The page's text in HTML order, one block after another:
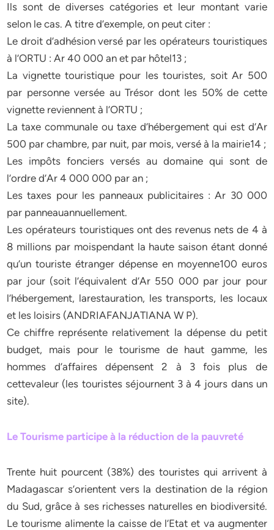
Ils sont de diverses catégories et leur montant varie
selon le cas. A titre d’exemple, on peut citer :
Le droit d’adhésion versé par les opérateurs touristiques
à l’ORTU : Ar 40 000 an et par hôtel13 ;
La vignette touristique pour les touristes, soit Ar 500
par personne versée au Trésor dont les 50% de cette
vignette reviennent à l’ORTU ;
La taxe communale ou taxe d’hébergement qui est d’Ar
500 par chambre, par nuit, par mois, versé à la mairie14 ;
Les impôts fonciers versés au domaine qui sont de
l’ordre d’Ar 4 000 000 par an ;
Les taxes pour les panneaux publicitaires : Ar 30 000
par panneauannuellement.
Les opérateurs touristiques ont des revenus nets de 4 à
8 millions par moispendant la haute saison étant donné
qu’un touriste étranger dépense en moyenne100 euros
par jour (soit l’équivalent d’Ar 550 000 par jour pour
l’hébergement, larestauration, les transports, les locaux
et les loisirs (ANDRIAFANJATIANA W P).
Ce chiffre représente relativement la dépense du petit
budget, mais pour le tourisme de haut gamme, les
hommes d’affaires dépensent 2 à 3 fois plus de
cettevaleur (les touristes séjournent 3 à 4 jours dans un
site).
Le Tourisme participe à la réduction de la pauvreté
Trente huit pourcent (38%) des touristes qui arrivent à
Madagascar s’orientent vers la destination de la région
du Sud, grâce à ses richesses naturelles en biodiversité.
Le tourisme alimente la caisse de l’Etat et va augmenter